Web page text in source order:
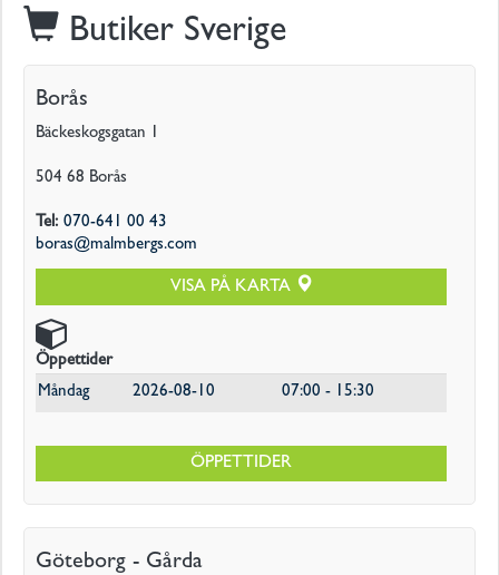
Om
Finansiell
information
Kontakt
Butiker Sverige
Borås
Bäckeskogsgatan 1
504 68 Borås
Tel: 070-641 00 43
boras@malmbergs.com
VISA PÅ KARTA
Öppettider
Måndag
2026-08-10 07:00 - 15:30
ÖPPETTIDER
Göteborg - Gårda